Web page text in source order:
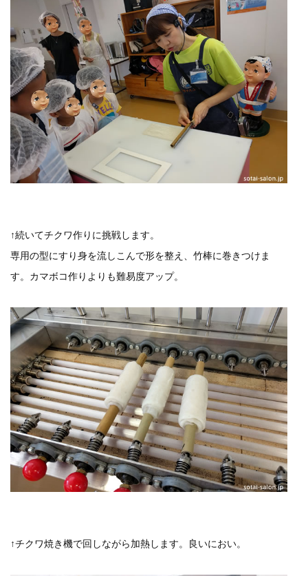
↑続いてチクワ作りに挑戦します。
専用の型にすり身を流しこんで形を整え、竹棒に巻きつけま
す。カマボコ作りよりも難易度アップ。
↑チクワ焼き機で回しながら加熱します。良いにおい。